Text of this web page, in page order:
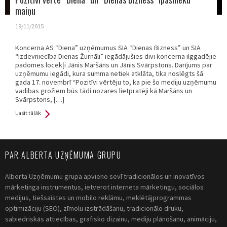
maiņu
19/11/2015
Koncerna AS “Diena” uzņēmumus SIA “Dienas Bizness” un SIA
“Izdevniecība Dienas Žurnāli” iegādājušies divi koncerna ilggadējie
padomes locekļi Jānis Maršāns un Jānis Svārpstons. Darījums par
uzņēmumu iegādi, kura summa netiek atklāta, tika noslēgts šā
gada 17. novembrī “Pozitīvi vērtēju to, ka pie šo mediju uzņēmumu
vadības grožiem būs tādi nozares lietpratēji kā Maršāns un
Svārpstons, […]
Lasīt tālāk
PAR ALBERTA UZŅĒMUMA GRUPU
Alberta Uzņēmumu grupa apvieno sevī tradicionālos un inovatīvos
mārketinga instrumentus, ietverot interneta mārketingu, sociālos
medijus, tiešsaistes un mobilo reklāmu, meklētājprogrammas
optimizāciju (SEO), zīmolu izstrādāšanu, tradicionālo druku,
sabiedriskās attiecības, grafisko dizainu, mediju plānošanu, animāciju,